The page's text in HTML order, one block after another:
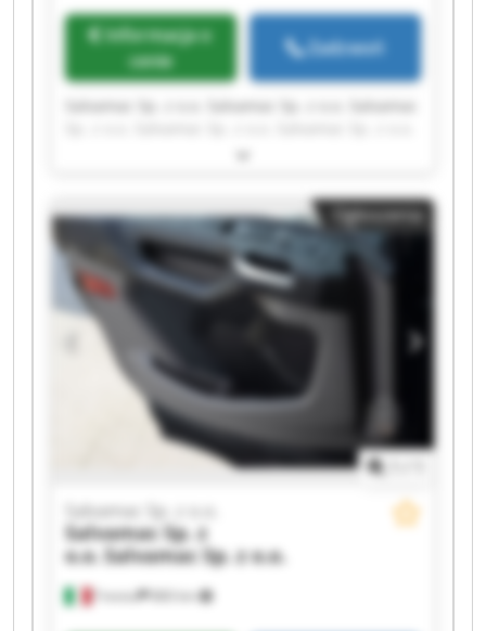
Informacja o
cenie
Zadzwoń
Salvamac Sp. z o.o. Salvamac Sp. z o.o. Salvamac
Salvamac Sp. z o.o. Salvamac Sp. z o.o. Salvamac
Salvamac Sp. z o.o. Salvamac Sp. z o.o. Salvamac
Sp. z o.o. Salvamac Sp. z o.o. Salvamac Sp. z o.o.
Salvamac Sp. z o.o. Salvamac Sp. z o.o. Salvamac
Sp. z o.o. Salvamac Sp. z o.o. Salvamac Sp. z o.o.
Ogłoszenia
Treviso 860 km
Salvamac Sp. z o.o.
Salvamac Sp. z
o.o. Salvamac Sp. z o.o.